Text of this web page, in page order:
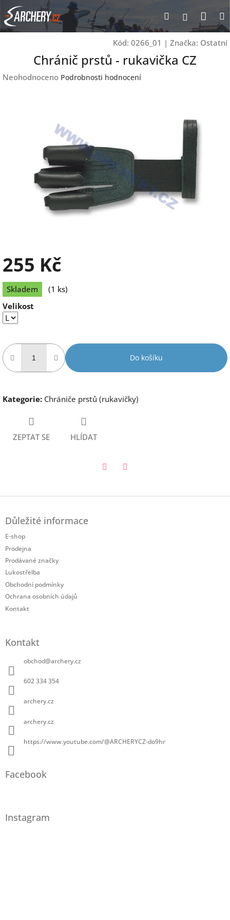
Přejít
na
obsah
Hledat
Kód: 0266_01 | Značka: Ostatní
Chránič prstů - rukavička CZ
Průměrné
Neohodnoceno Podrobnosti hodnocení
255 Kč
Měrná
cena:
Skladem
(1 ks)
Velikost
Do košíku
Kategorie: Chrániče prstů (rukavičky)
ZEPTAT SE HLÍDAT
Důležité informace
E-shop
Prodejna
Prodávané značky
Lukostřelba
Obchodní podmínky
Ochrana osobních údajů
Kontakt
Kontakt
obchod@archery.cz
602 334 354
archery.cz
archery.cz
https://www.youtube.com/@ARCHERYCZ-do9hr
Facebook
Instagram